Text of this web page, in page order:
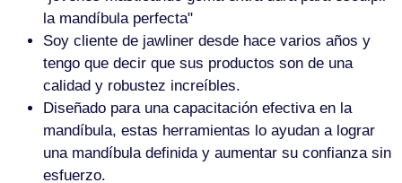
la mandíbula perfecta"
Soy cliente de jawliner desde hace varios años y
tengo que decir que sus productos son de una
calidad y robustez increíbles.
Diseñado para una capacitación efectiva en la
mandíbula, estas herramientas lo ayudan a lograr
una mandíbula definida y aumentar su confianza sin
esfuerzo.